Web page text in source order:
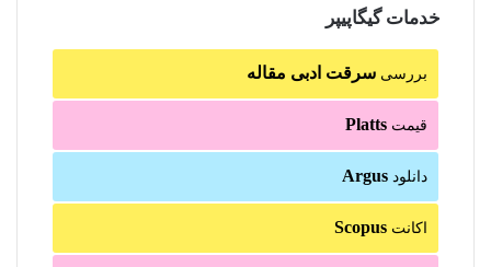
خدمات گیگاپیپر
بررسی سرقت ادبی مقاله
قیمت Platts
دانلود Argus
اکانت Scopus